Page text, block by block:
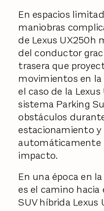
En espacios
maniobras
de Lexus UX250h
del conductor
trasera que
movimientos en la
el caso de la Lexus
sistema Parking
obstáculos
estacionamiento y
automáticamente
impacto.
En una época en
es el camino
SUV híbrida Lexus